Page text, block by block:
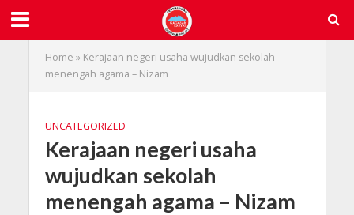
Home » Kerajaan negeri usaha wujudkan sekolah
menengah agama – Nizam
UNCATEGORIZED
Kerajaan negeri usaha
wujudkan sekolah
menengah agama – Nizam